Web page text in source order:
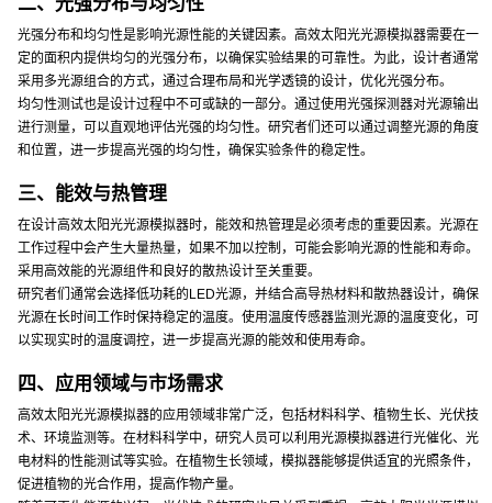
光强分布和均匀性是影响光源性能的关键因素。高效太阳光光源模拟器需要在一
定的面积内提供均匀的光强分布，以确保实验结果的可靠性。为此，设计者通常
采用多光源组合的方式，通过合理布局和光学透镜的设计，优化光强分布。
均匀性测试也是设计过程中不可或缺的一部分。通过使用光强探测器对光源输出
进行测量，可以直观地评估光强的均匀性。研究者们还可以通过调整光源的角度
和位置，进一步提高光强的均匀性，确保实验条件的稳定性。
三、能效与热管理
在设计高效太阳光光源模拟器时，能效和热管理是必须考虑的重要因素。光源在
工作过程中会产生大量热量，如果不加以控制，可能会影响光源的性能和寿命。
采用高效能的光源组件和良好的散热设计至关重要。
研究者们通常会选择低功耗的LED光源，并结合高导热材料和散热器设计，确保
光源在长时间工作时保持稳定的温度。使用温度传感器监测光源的温度变化，可
以实现实时的温度调控，进一步提高光源的能效和使用寿命。
四、应用领域与市场需求
高效太阳光光源模拟器的应用领域非常广泛，包括材料科学、植物生长、光伏技
术、环境监测等。在材料科学中，研究人员可以利用光源模拟器进行光催化、光
电材料的性能测试等实验。在植物生长领域，模拟器能够提供适宜的光照条件，
促进植物的光合作用，提高作物产量。